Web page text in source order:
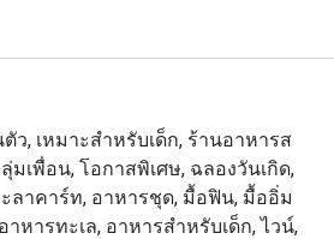
กลือแบเต็มตัว ก้ามปู ของหวานรส
ลางวันและมื้อค่ำ ตั้งอยู่ที่ชั้น M ของ
Bangkok เชื่อมต่อโดยตรงกับ
ม โดดเด่นด้วยบรรยากาศหรูหราแต่
บบรันช์ ดินเนอร์ หรือโอกาสพิเศษ
ว, เหมาะสำหรับเด็ก, ร้านอาหารส
มเพื่อน, โอกาสพิเศษ, ฉลองวันเกิด,
ลาคาร์ท, อาหารชุด, มื้อฟิน, มื้ออิ่ม
หารทะเล, อาหารสำหรับเด็ก, ไวน์,